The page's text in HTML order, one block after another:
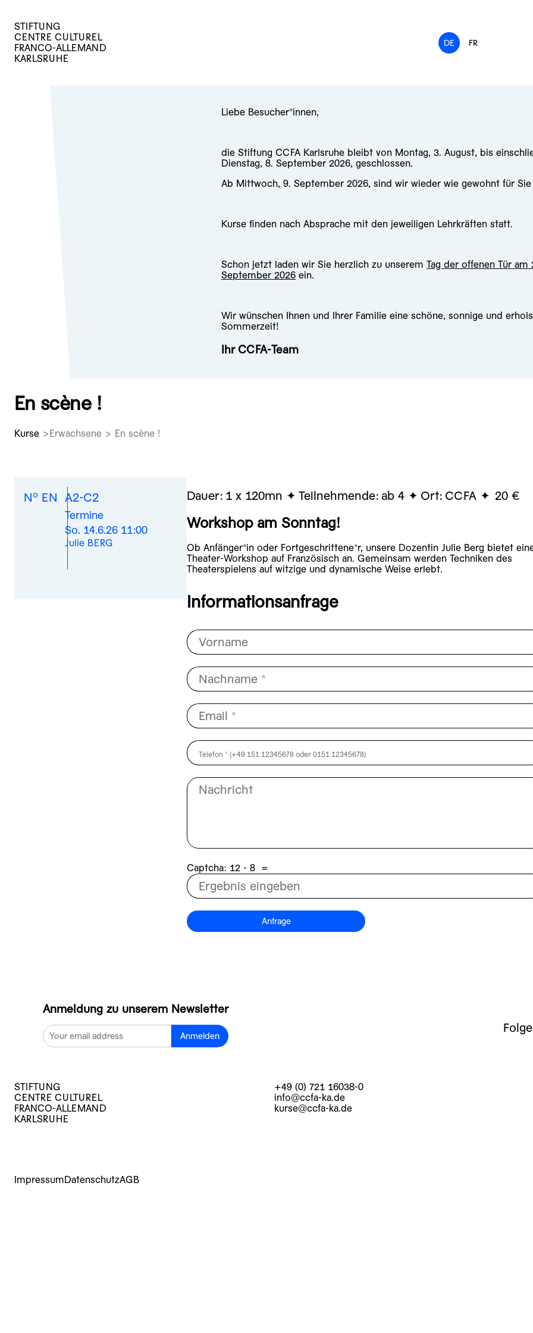
STIFTUNG
CENTRE CULTUREL
FRANCO-ALLEMAND
KARLSRUHE
DE FR
Liebe Besucher*innen,
die Stiftung CCFA Karlsruhe bleibt von Montag, 3. August, bis
Dienstag, 8. September 2026, geschlossen.
Ab Mittwoch, 9. September 2026, sind wir wieder wie gewohnt für Sie
Kurse finden nach Absprache mit den jeweiligen Lehrkräften statt.
Schon jetzt laden wir Sie herzlich zu unserem Tag der offenen Tür am
September 2026ein.
Wir wünschen Ihnen und Ihrer Familie eine schöne, sonnige und
Sommerzeit!
Ihr CCFA-Team
En scène !
Kurse Erwachsene > En scène !
No EN A2-C2
Termine
So. 14.6.26 11:00
Julie BERG
Dauer: 1 x 120mn Teilnehmende: ab 4 Ort: CCFA 20 €
Workshop am Sonntag!
Ob Anfänger*in oder Fortgeschrittene*r, unsere Dozentin Julie Berg bietet
Theater-Workshop auf Französisch an. Gemeinsam werden Techniken des
Theaterspielens auf witzige und dynamische Weise erlebt.
Informationsanfrage
Captcha: 8 - 21 =
Anfrage
Anmeldung zu unserem Newsletter
Anmelden
STIFTUNG
CENTRE CULTUREL
FRANCO-ALLEMAND
KARLSRUHE
+49 (0) 721 16038-0
info@ccfa-ka.de
kurse@ccfa-ka.de
ImpressumDatenschutzAGB